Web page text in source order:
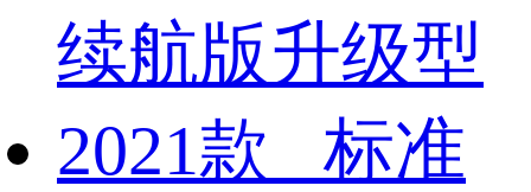
续航版升级型
2021款 标准